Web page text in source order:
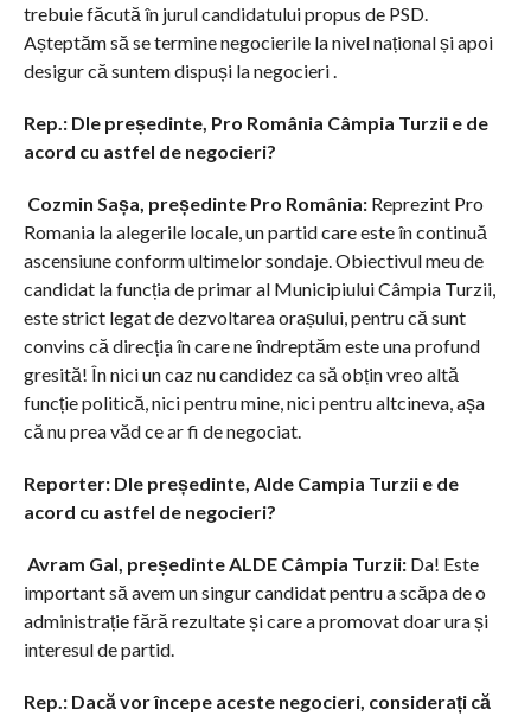
trebuie făcută în jurul candidatului propus de PSD.
Așteptăm să se termine negocierile la nivel național și apoi
desigur că suntem dispuși la negocieri .
Rep.: Dle președinte, Pro România Câmpia Turzii e de
acord cu astfel de negocieri?
Cozmin Sașa, președinte Pro România: Reprezint Pro
Romania la alegerile locale, un partid care este în continuă
ascensiune conform ultimelor sondaje. Obiectivul meu de
candidat la funcția de primar al Municipiului Câmpia Turzii,
este strict legat de dezvoltarea orașului, pentru că sunt
convins că direcția în care ne îndreptăm este una profund
gresită! În nici un caz nu candidez ca să obțin vreo altă
funcție politică, nici pentru mine, nici pentru altcineva, așa
că nu prea văd ce ar fi de negociat.
Reporter: Dle președinte, Alde Campia Turzii e de
acord cu astfel de negocieri?
Avram Gal, președinte ALDE Câmpia Turzii: Da! Este
important să avem un singur candidat pentru a scăpa de o
administrație fără rezultate și care a promovat doar ura și
interesul de partid.
Rep.: Dacă vor începe aceste negocieri, considerați că